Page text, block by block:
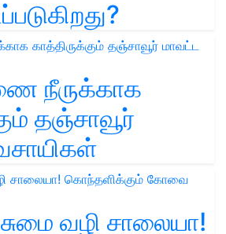
நீருக்காக
தஞ்சாவூர்
வழி சாலையா!